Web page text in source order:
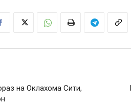
на Оклахома Сити,